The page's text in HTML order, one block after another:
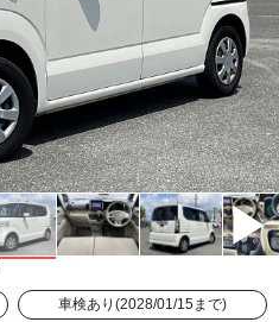
車検あり(2028/01/15まで)